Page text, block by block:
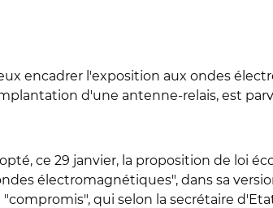
encadrer l'exposition aux ondes
d'une antenne-relais, est
ce 29 janvier, la proposition de loi
électromagnétiques", dans sa
qui selon la secrétaire